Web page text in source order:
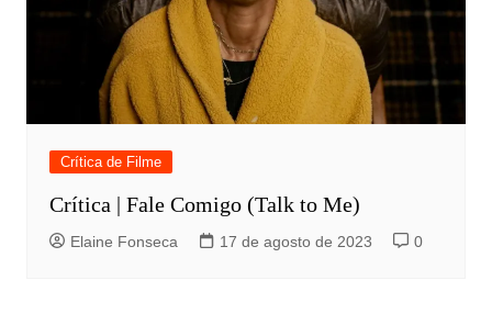
Crítica de Filme
Crítica | Fale Comigo (Talk to Me)
Elaine Fonseca 17 de agosto de 2023 0